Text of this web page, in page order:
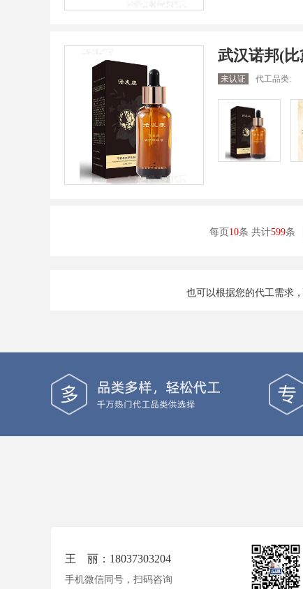
武汉诺邦(
未认证 代工品类:
每页 10条 共计599条
也可以根据您的代工需求
王 丽：18037303204
手机微信同号，扫码咨询